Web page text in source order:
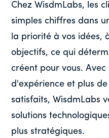
Chez WisdmLabs, les
simples chiffres dans
la priorité à vos idées,
objectifs, ce qui
créent pour vous. Avec
d'expérience et plus
satisfaits, WisdmLabs
solutions
plus stratégiques.